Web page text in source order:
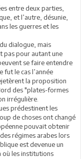
entre deux parties,
et l’autre, désunie,
les guerres et les
dialogue, mais
pas pour autant une
se faire entendre
fut le cas l’année
la proposition
des "plates-formes
irrégulière.
prédestinent les
de choses ont changé
pouvait obtenir
régimes arabes lors
est devenue un
où les institutions